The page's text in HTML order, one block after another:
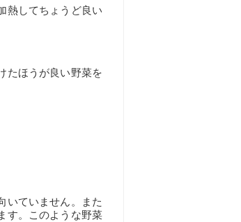
熱してちょうど良い
たほうが良い野菜を
いていません。また
す。このような野菜